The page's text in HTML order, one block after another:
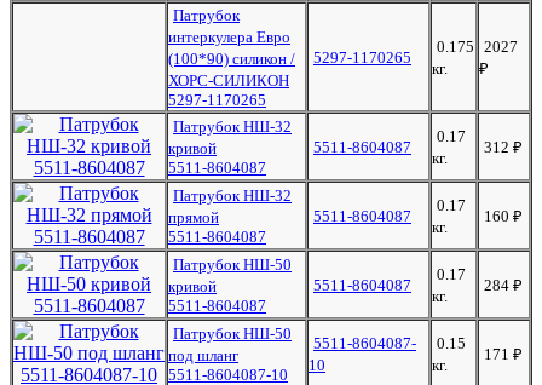
Патрубок
интеркулера Евро
(100*90) силикон /
ХОРС-СИЛИКОН
5297-1170265
5297-1170265
0.175
кг.
2027
₽
Патрубок НШ-32
кривой
5511-8604087
5511-8604087
0.17
кг.
312 ₽
Патрубок НШ-32
прямой
5511-8604087
5511-8604087
0.17
кг.
160 ₽
Патрубок НШ-50
кривой
5511-8604087
5511-8604087
0.17
кг.
284 ₽
Патрубок НШ-50
под шланг
5511-8604087-10
5511-8604087-
10
0.15
кг.
171 ₽